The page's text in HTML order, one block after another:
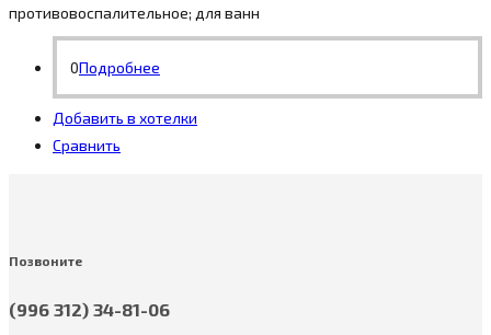
противовоспалительное; для ванн
0Подробнее
Добавить в хотелки
Сравнить
Позвоните
(996 312) 34-81-06